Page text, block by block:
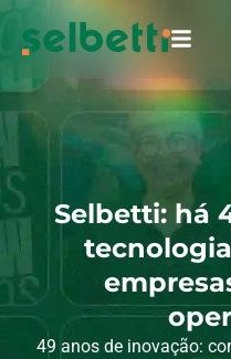
Selbetti: há
49 anos de inovação: